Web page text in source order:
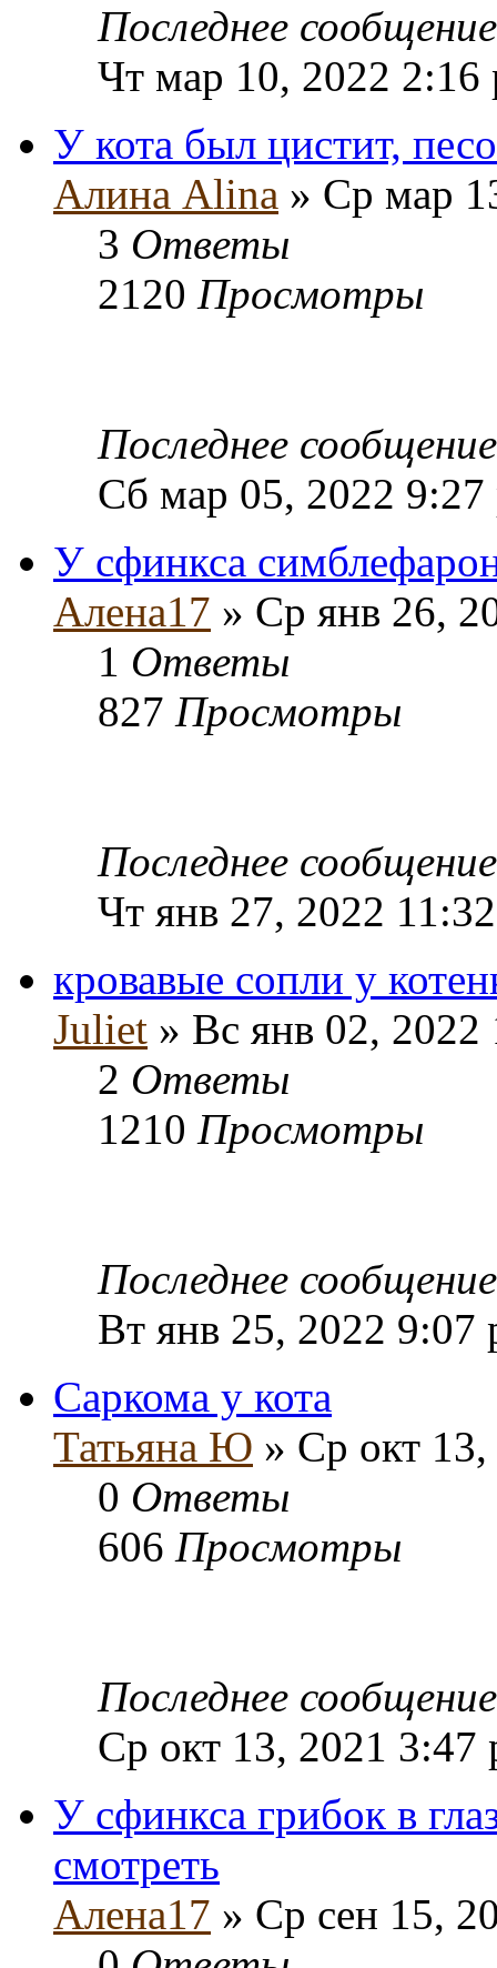
Последнее
Чт мар 10, 2022 2:16
У кота был цистит,
Алина Alina » Ср мар
3 Ответы
2120 Просмотры
Последнее
Сб мар 05, 2022 9:27
У сфинкса
Алена17 » Ср янв 26,
1 Ответы
827 Просмотры
Последнее
Чт янв 27, 2022
кровавые сопли у
Juliet » Вс янв 02, 2022
2 Ответы
1210 Просмотры
Последнее
Вт янв 25, 2022 9:07
Саркома у кота
Татьяна Ю » Ср окт
0 Ответы
606 Просмотры
Последнее
Ср окт 13, 2021 3:47
У сфинкса грибок в
смотреть
Алена17 » Ср сен 15,